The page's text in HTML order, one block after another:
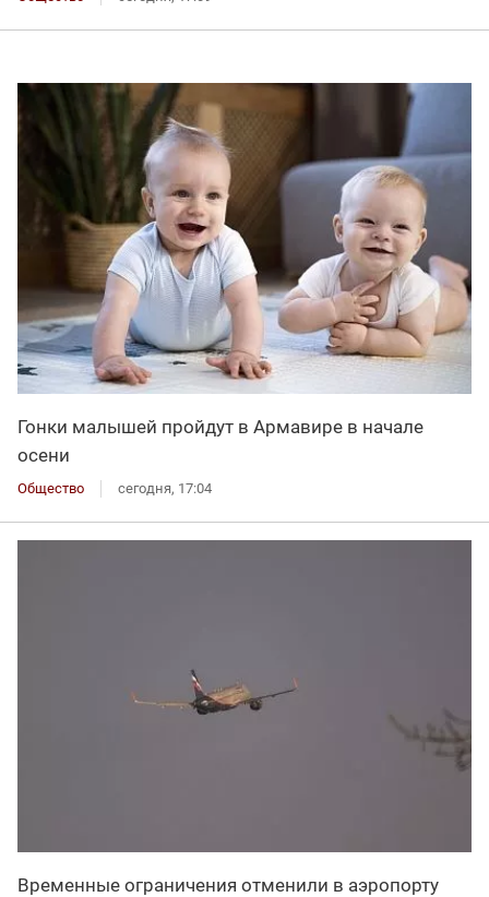
Гонки малышей пройдут в Армавире в начале
осени
Общество сегодня, 17:04
Временные ограничения отменили в аэропорту